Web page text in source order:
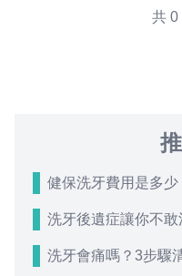
共 0
健保洗牙費用是多
洗牙後遺症讓你不
洗牙會痛嗎？3步驟